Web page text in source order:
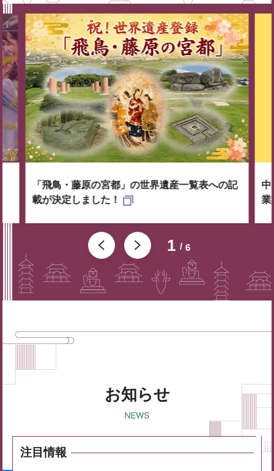
1 6
「飛鳥・藤原の宮都」の世界遺産一覧表への記
載が決定しました！
中
業
お知らせ
注目情報